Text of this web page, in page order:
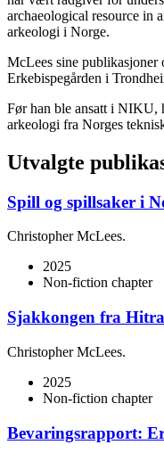
archaeological resource in
arkeologi i Norge.
McLees sine publikasjoner
Erkebispegården i
Før han ble ansatt i NIKU,
arkeologi fra Norges
Utvalgte
Spill og spillsaker i
Christopher McLees.
2025
Non-fiction chapter
Sjakkongen fra
Christopher McLees.
2025
Non-fiction chapter
Bevaringsrapport: